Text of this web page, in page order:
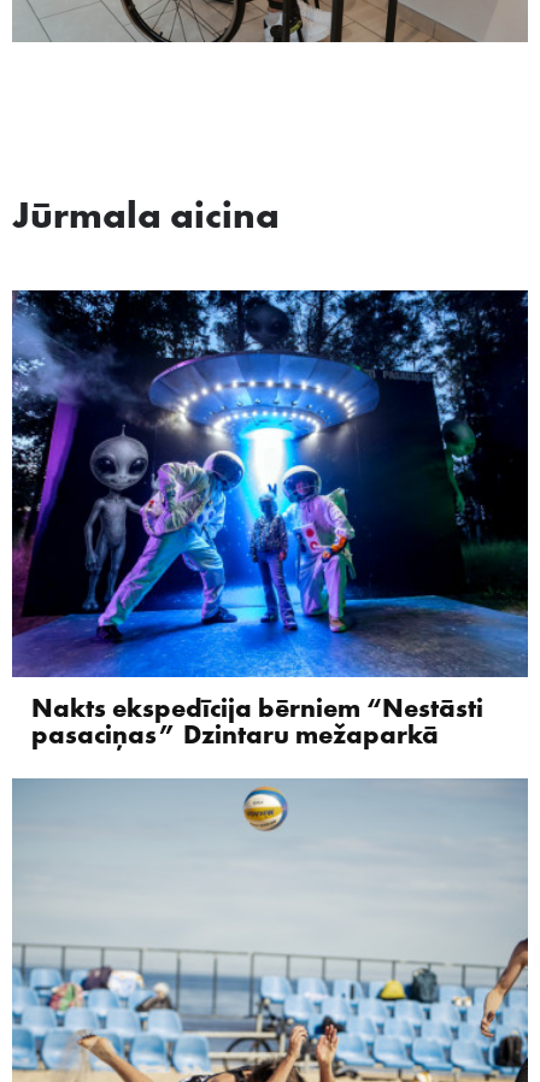
Jūrmala aicina
Nakts ekspedīcija bērniem “Nestāsti
pasaciņas” Dzintaru mežaparkā